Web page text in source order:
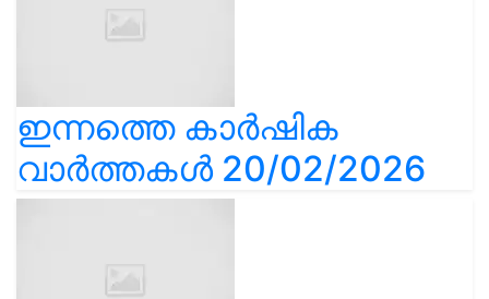
ഇന്നത്തെ കാർഷിക
വാർത്തകൾ 20/02/2026